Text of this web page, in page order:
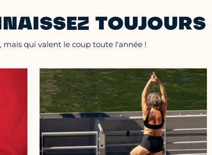
TOUJOURS
qui valent le coup toute l'année !